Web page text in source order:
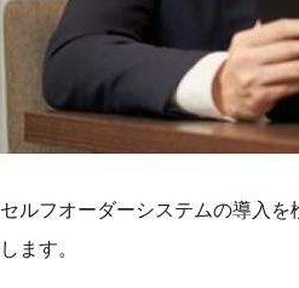
セルフオーダーシステムの導入
します。